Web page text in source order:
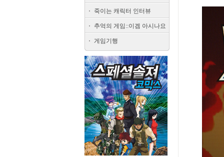
죽이는 캐릭터 인터뷰
추억의 게임::이겜 아시나요
게임기행